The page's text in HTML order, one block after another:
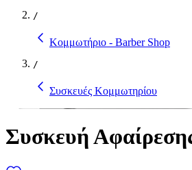
/
Κομμωτήριο - Barber Shop
/
Συσκευές Κομμωτηρίου
Συσκευή